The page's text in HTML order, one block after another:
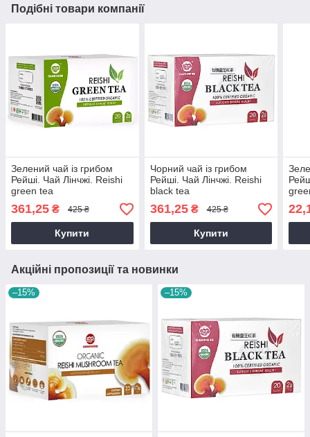
Подібні товари компанії
Зелений чай із грибом
Рейші. Чай Лінчжі. Reishi
green tea
361,25 ₴ 425 ₴
Купити
Чорний чай із грибом
Рейші. Чай Лінчжі. Reishi
black tea
361,25₴ 425 ₴
Купити
Акційні пропозиції та новинки
–15% –15%